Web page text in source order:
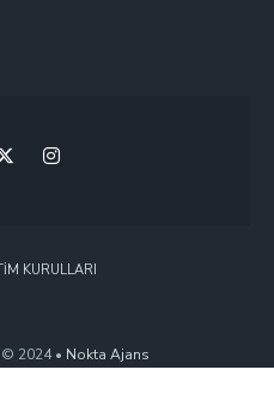
KURULLARI
© 2024 • Nokta Ajans